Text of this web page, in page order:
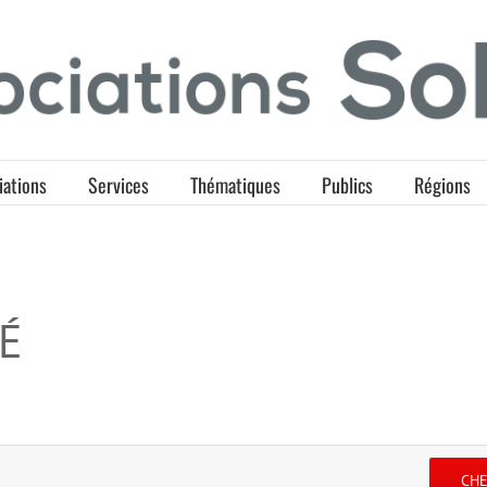
Services Thématiques Publics Régions